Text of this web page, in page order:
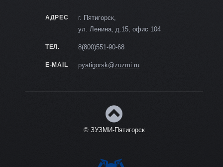
АДРЕС
г. Пятигорск,
ул. Ленина, д.15, офис 104
ТЕЛ. 8(800)551-90-68
E-MAIL pyatigorsk@zuzmi.ru
© ЗУЗМИ-Пятигорск